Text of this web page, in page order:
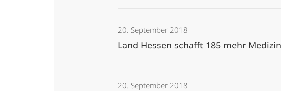
20. September 2018
Land Hessen schafft 185 mehr
20. September 2018